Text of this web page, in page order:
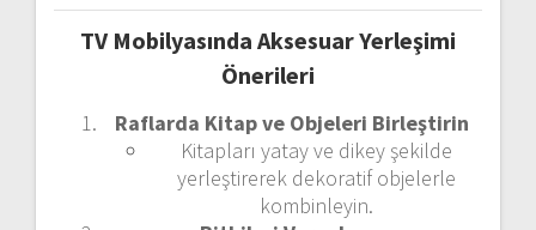
TV Mobilyasında Aksesuar Yerleşimi
Önerileri
Raflarda Kitap ve Objeleri Birleştirin
Kitapları yatay ve dikey şekilde
yerleştirerek dekoratif objelerle
kombinleyin.